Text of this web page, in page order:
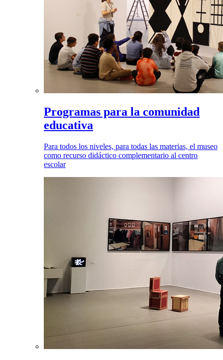
Programas para la comunidad
educativa
Para todos los niveles, para todas las materias, el museo
como recurso didáctico complementario al centro
escolar